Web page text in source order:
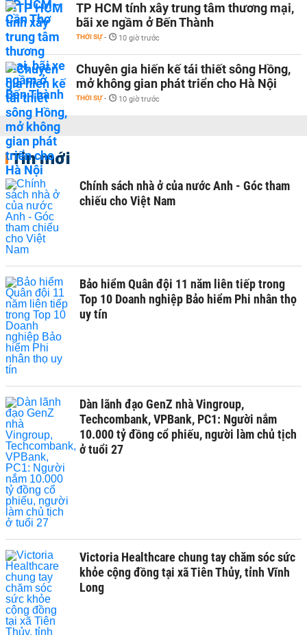
TP HCM tính xây trung tâm thương mại,
bãi xe ngầm ở Bến Thành
THỜI SỰ - 10 giờ trước
Chuyên gia hiến kế tái thiết sông Hồng,
mở không gian phát triển cho Hà Nội
THỜI SỰ - 10 giờ trước
Tin mới
Chính sách nhà ở của nước Anh - Góc tham
chiếu cho Việt Nam
Bảo hiểm Quân đội 11 năm liên tiếp trong
Top 10 Doanh nghiệp Bảo hiểm Phi nhân thọ
uy tín
Dàn lãnh đạo GenZ nhà Vingroup,
Techcombank, VPBank, PC1: Người nắm
10.000 tỷ đồng cổ phiếu, người làm chủ tịch
ở tuổi 27
Victoria Healthcare chung tay chăm sóc sức
khỏe cộng đồng tại xã Tiên Thủy, tỉnh Vĩnh
Long